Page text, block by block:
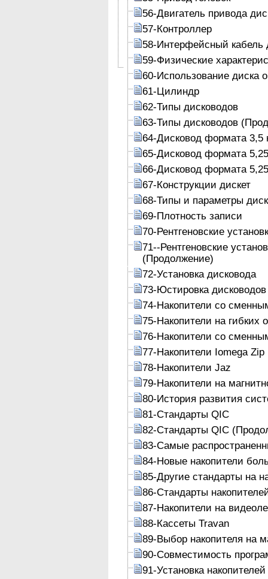
56-Двигатель привода
57-Контроллер
58-Интерфейсный кабель
59-Физические
60-Использование диска
61-Цилиндр
62-Типы дисководов
63-Типы дисководов
64-Дисковод формата 3,5
65-Дисковод формата
66-Дисковод формата
67-Конструкции дискет
68-Типы и параметры
69-Плотность записи
70-Рентгеновские
71--Рентгеновские
(Продолжение)
72-Установка дисковода
73-Юстировка дисководов
74-Накопители со
75-Накопители на гибких
76-Накопители со
77-Накопители Iomega Zip
78-Накопители Jaz
79-Накопители на
80-История развития
81-Стандарты QIC
82-Стандарты QIC
83-Самые
84-Новые накопители
85-Другие стандарты на
86-Стандарты
87-Накопители на
88-Кассеты Travan
89-Выбор накопителя на
90-Совместимость
91-Установка